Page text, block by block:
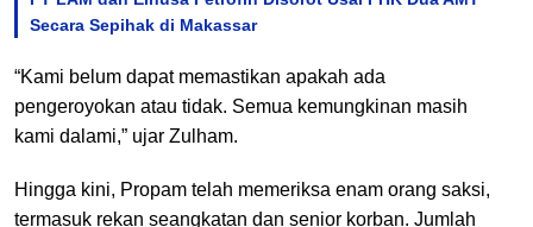
Secara Sepihak di Makassar
“Kami belum dapat memastikan apakah ada
pengeroyokan atau tidak. Semua kemungkinan masih
kami dalami,” ujar Zulham.
Hingga kini, Propam telah memeriksa enam orang saksi,
termasuk rekan seangkatan dan senior korban. Jumlah